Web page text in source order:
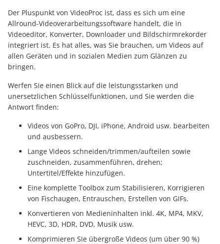
Der Pluspunkt von VideoProc ist, dass es sich um eine
Allround-Videoverarbeitungssoftware handelt, die in
Videoeditor, Konverter, Downloader und Bildschirmrekorder
integriert ist. Es hat alles, was Sie brauchen, um Videos auf
allen Geräten und in sozialen Medien zum Glänzen zu
bringen.
Werfen Sie einen Blick auf die leistungsstarken und
unersetzlichen Schlüsselfunktionen, und Sie werden die
Antwort finden:
Videos von GoPro, DJI, iPhone, Android usw. bearbeiten
und ausbessern.
Lange Videos schneiden/trimmen/aufteilen sowie
zuschneiden, zusammenführen, drehen;
Untertitel/Effekte hinzufügen.
Eine komplette Toolbox zum Stabilisieren, Korrigieren
von Fischaugen, Entrauschen, Erstellen von GIFs.
Konvertieren von Medieninhalten inkl. 4K, MP4, MKV,
HEVC, 3D, HDR, DVD, Musik usw.
Komprimieren Sie übergroße Videos (um über 90 %)